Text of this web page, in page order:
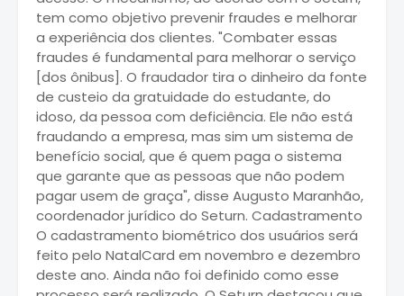
tem como objetivo prevenir fraudes e melhorar
a experiência dos clientes. "Combater essas
fraudes é fundamental para melhorar o serviço
[dos ônibus]. O fraudador tira o dinheiro da fonte
de custeio da gratuidade do estudante, do
idoso, da pessoa com deficiência. Ele não está
fraudando a empresa, mas sim um sistema de
benefício social, que é quem paga o sistema
que garante que as pessoas que não podem
pagar usem de graça", disse Augusto Maranhão,
coordenador jurídico do Seturn. Cadastramento
O cadastramento biométrico dos usuários será
feito pelo NatalCard em novembro e dezembro
deste ano. Ainda não foi definido como esse